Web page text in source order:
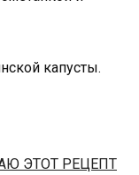
капусты.
ЭТОТ РЕЦЕПТ